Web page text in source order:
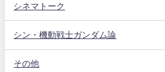
シネマトーク
シン・機動戦士ガンダム論
その他